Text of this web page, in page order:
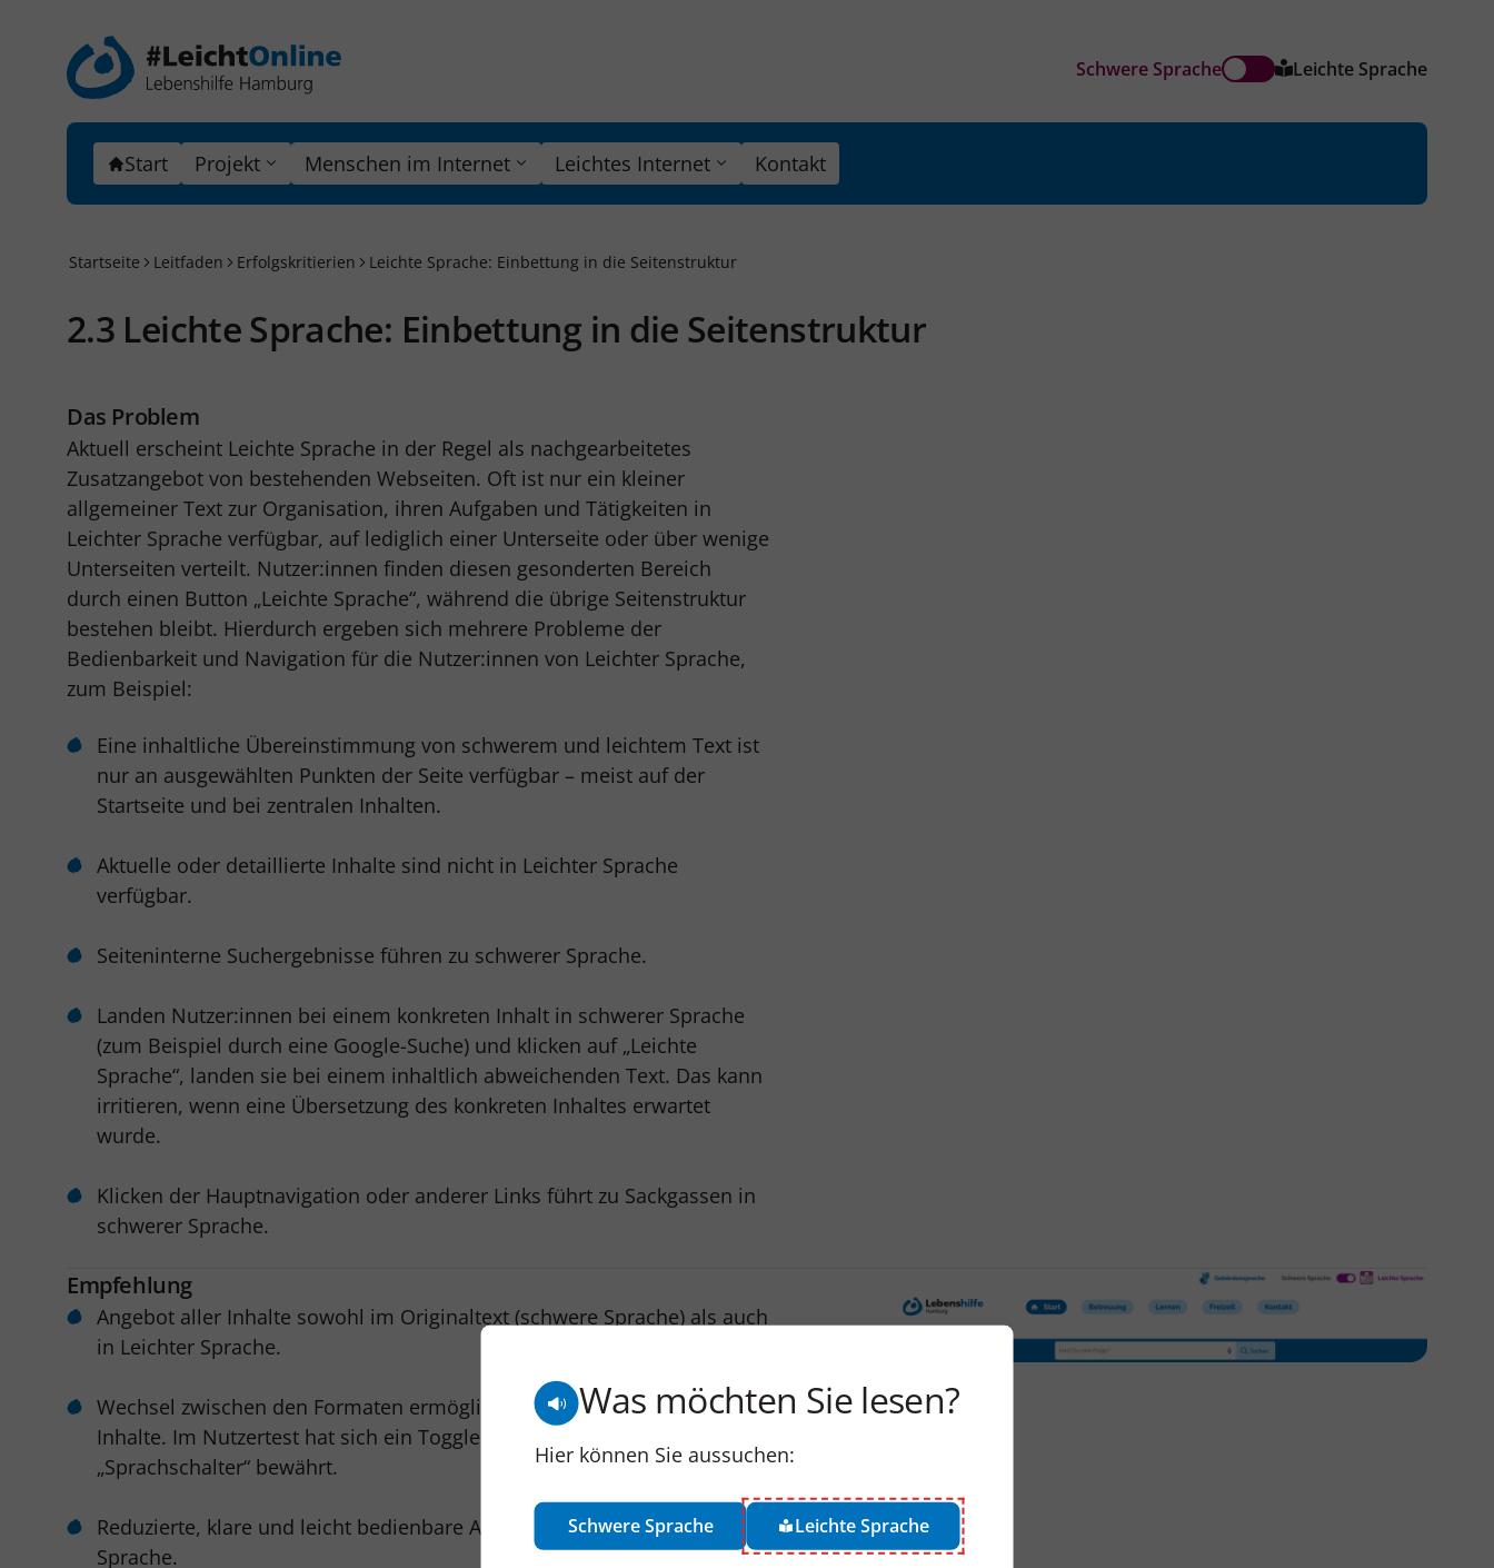
Schwere Sprache Leichte Sprache
Start Projekt Menschen im Internet Leichtes Internet Kontakt
Startseite Leitfaden Erfolgskritierien Leichte Sprache: Einbettung in die Seitenstruktur
2.3 Leichte Sprache: Einbettung in die Seitenstruktur
Das Problem
Aktuell erscheint Leichte Sprache in der Regel als nachgearbeitetes
Zusatzangebot von bestehenden Webseiten. Oft ist nur ein kleiner
allgemeiner Text zur Organisation, ihren Aufgaben und Tätigkeiten in
Leichter Sprache verfügbar, auf lediglich einer Unterseite oder über wenige
Unterseiten verteilt. Nutzer:innen finden diesen gesonderten Bereich
durch einen Button „Leichte Sprache“, während die übrige Seitenstruktur
bestehen bleibt. Hierdurch ergeben sich mehrere Probleme der
Bedienbarkeit und Navigation für die Nutzer:innen von Leichter Sprache,
zum Beispiel:
Eine inhaltliche Übereinstimmung von schwerem und leichtem Text ist
nur an ausgewählten Punkten der Seite verfügbar – meist auf der
Startseite und bei zentralen Inhalten.
Aktuelle oder detaillierte Inhalte sind nicht in Leichter Sprache
verfügbar.
Seiteninterne Suchergebnisse führen zu schwerer Sprache.
Landen Nutzer:innen bei einem konkreten Inhalt in schwerer Sprache
(zum Beispiel durch eine Google-Suche) und klicken auf „Leichte
Sprache“, landen sie bei einem inhaltlich abweichenden Text. Das kann
irritieren, wenn eine Übersetzung des konkreten Inhaltes erwartet
wurde.
Klicken der Hauptnavigation oder anderer Links führt zu Sackgassen in
schwerer Sprache.
Empfehlung
Angebot aller Inhalte sowohl im Originaltext (schwere Sprache) als auch
in Leichter Sprache.
Wechsel zwischen den Formaten ermöglichen, für Vergleichbarkeit der
Inhalte. Im Nutzertest hat sich ein Toggle im Header als
„Sprachschalter“ bewährt.
Reduzierte, klare und leicht bedienbare Ansicht im Bereich Leichte
Sprache.
Was möchten Sie lesen?
Hier können Sie aussuchen:
Schwere Sprache Leichte Sprache